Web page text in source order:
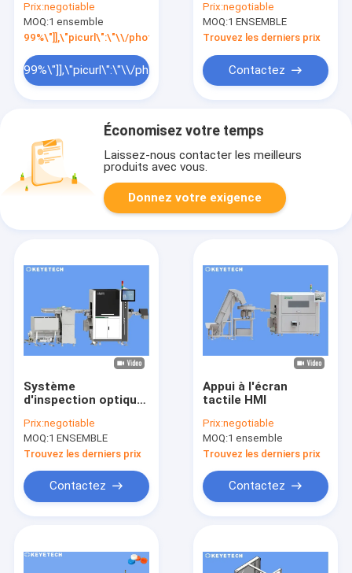
avec caméra après
détecteur de fuite
Prix:negotiable
MOQ:1 ensemble
99%\"]],\"picurl\":\"\\/photo\\/pd205720690-
99%\"]],\"picurl\":\"\\/photo\\/pd205720690-
vous pla\\u00eet
envoyer vos prix sur
Machine de tri de
performance avec
cam\\u00e9ra
apr\\u00e8s
fuite\",\"username\":\"Amy\"}","","","","Contact");'>
fermeture CR avant
l'étanchéité par
induction du plafond
Prix:negotiable
MOQ:1 ENSEMBLE
Trouvez les derniers prix
Contactez
Économisez votre temps
Laissez-nous contacter les meilleurs
produits avec vous.
Donnez votre exigence
Système
d'inspection optique
Prix:negotiable
MOQ:1 ENSEMBLE
Trouvez les derniers prix
Contactez
Appui à l'écran
tactile HMI
Prix:negotiable
MOQ:1 ensemble
Trouvez les derniers prix
Contactez